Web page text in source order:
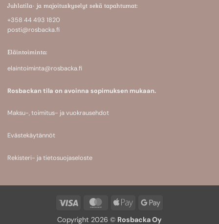
Juhlatila- ja majoituskyselyt sekä tapahtumat:
+358 44 493 1820
posti@rosbacka.fi
Eläintoiminta:
elaintoiminta@rosbacka.fi
Rosbackan tila on avoinna sopimuksen mukaan.
Maksu-, toimitus- ja vuokrausehdot
Evästekäytännöt
Rekisteri- ja tietosuojaseloste
Visa MasterCard
Apple
Google
Copyright 2026 © Rosbacka Oy